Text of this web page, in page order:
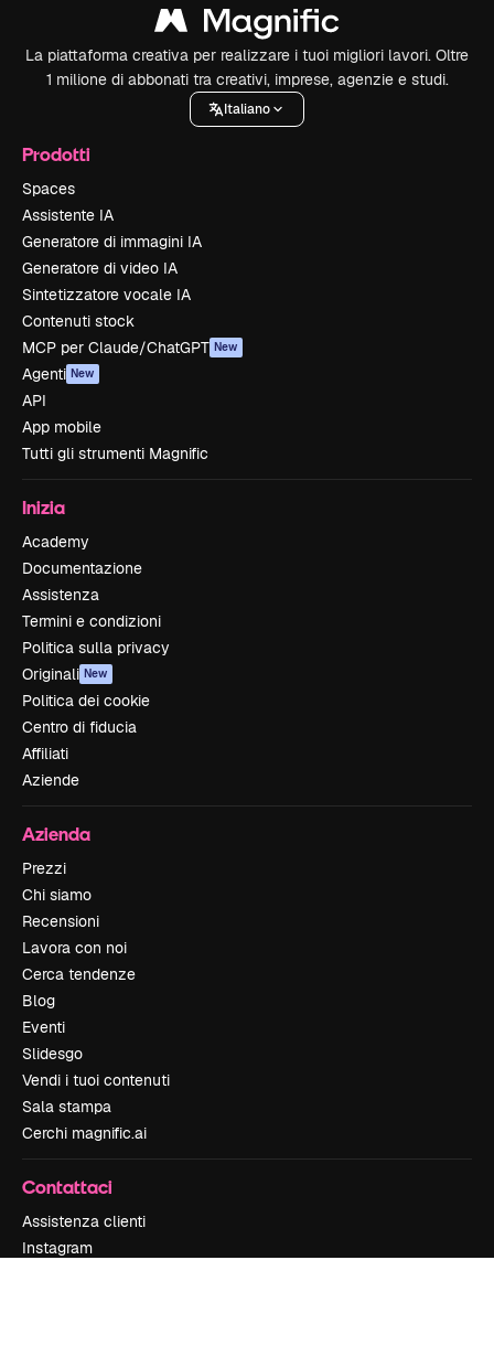
La piattaforma creativa per realizzare i tuoi migliori lavori. Oltre
1 milione di abbonati tra creativi, imprese, agenzie e studi.
Italiano
Prodotti
Spaces
Assistente IA
Generatore di immagini IA
Generatore di video IA
Sintetizzatore vocale IA
Contenuti stock
MCP per Claude/ChatGPT New
Agenti New
API
App mobile
Tutti gli strumenti Magnific
Inizia
Academy
Documentazione
Assistenza
Termini e condizioni
Politica sulla privacy
Originali New
Politica dei cookie
Centro di fiducia
Affiliati
Aziende
Azienda
Prezzi
Chi siamo
Recensioni
Lavora con noi
Cerca tendenze
Blog
Eventi
Slidesgo
Vendi i tuoi contenuti
Sala stampa
Cerchi magnific.ai
Contattaci
Assistenza clienti
Instagram